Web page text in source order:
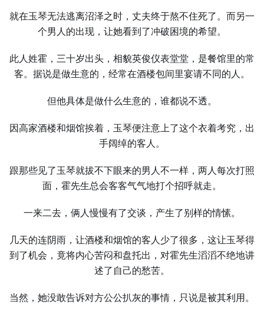
就在玉琴无法逃离沼泽之时，丈夫终于熬不住死了。而另一
个男人的出现，让她看到了冲破困境的希望。
此人姓霍，三十岁出头，相貌英俊仪表堂堂，是餐馆里的常
客。据说是做生意的，经常在酒楼包间里宴请不同的人。
但他具体是做什么生意的，谁都说不透。
因高家酒楼和烟馆挨着，玉琴便注意上了这个衣着考究，出
手阔绰的客人。
跟那些见了玉琴就拔不下眼来的男人不一样，两人每次打照
面，霍先生总会客客气气地打个招呼就走。
一来二去，俩人慢慢有了交谈，产生了别样的情愫。
几天的连阴雨，让酒楼和烟馆的客人少了很多，这让玉琴得
到了机会，竟将内心苦闷和盘托出，对霍先生滔滔不绝地讲
述了自己的愁苦。
当然，她没敢告诉对方公公扒灰的事情，只说是被其利用。